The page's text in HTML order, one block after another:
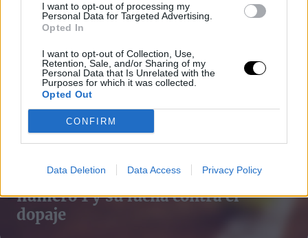
I want to opt-out of processing my
Personal Data for Targeted Advertising.
Opted In
I want to opt-out of Collection, Use,
Retention, Sale, and/or Sharing of my
Personal Data that Is Unrelated with the
Purposes for which it was collected.
Opted Out
CONFIRM
Data Deletion Data Access Privacy Policy
Andy Murray, la posibilidad de ser
número 1 y su lucha contra el
dopaje